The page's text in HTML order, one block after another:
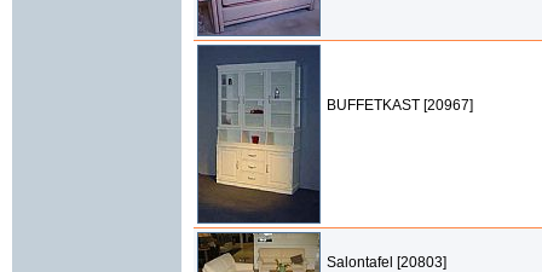
BUFFETKAST [20967]
Salontafel [20803]